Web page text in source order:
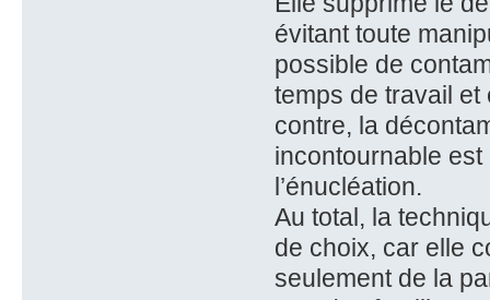
évitant toute
possible de
temps de travail et
contre, la
incontournable
l’énucléation.
Au total, la
de choix, car elle
seulement de la